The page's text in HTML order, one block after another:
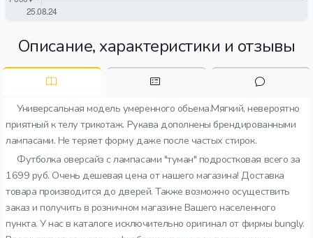
Описание, характеристики и отзывы
Универсальная модель умеренного обьема.Мягкий, невероятно
приятный к телу трикотаж. Рукава дополнены брендированными
лампасами. Не теряет форму даже после частых стирок.
Футболка оверсайз с лампасами "туман" подростковая всего за
1699 руб. Очень дешевая цена от нашего магазина! Доставка
товара производится до дверей. Также возможно осуществить
заказ и получить в розничном магазине Вашего населенного
пункта. У нас в каталоге исключительно оригинал от фирмы bungly.